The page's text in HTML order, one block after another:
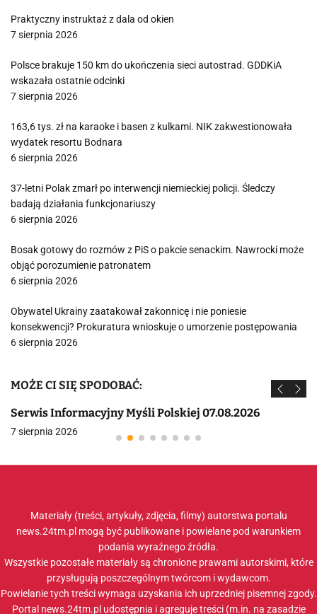
Praktyczny instruktaż z dala od okien
7 sierpnia 2026
Polsce brakuje 150 km do ukończenia sieci autostrad. GDDKiA
wskazała ostatnie odcinki
7 sierpnia 2026
163,6 tys. zł na karaoke i basen z kulkami. NIK zakwestionowała
wydatek resortu Bodnara
6 sierpnia 2026
37-letni Polak zmarł po interwencji niemieckiej policji. Śledczy
badają działania funkcjonariuszy
6 sierpnia 2026
Bosak gotowy do rozmów z PiS o pakcie senackim. Nawrocki może
objąć porozumienie patronatem
6 sierpnia 2026
Obywatel Ukrainy zaatakował zakonnicę i nie poniesie
konsekwencji? Prokuratura wnioskuje o umorzenie postępowania
6 sierpnia 2026
MOŻE CI SIĘ SPODOBAĆ:
Serwis Informacyjny Myśli Polskiej 07.08.2026
7 sierpnia 2026
Materiały (treści, artykuły, zdjęcia, filmy) autorstwa portalu
news.24tm.pl mogą być publikowane i powielane pod warunkiem
podania wyraźnego źródła.
Wszystkie pozostałe materiały są chronione prawami autorskimi, które
przysługują poszczególnym twórcom i wydawcom.
Powielanie tych treści wymaga uzyskania ich uprzedniej pisemnej zgody.
Portal news.24tm.pl udostępnia i agreguje treści (m.in. na zasadzie